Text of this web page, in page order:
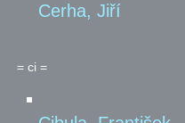
Cerha, Jiří
= ci =